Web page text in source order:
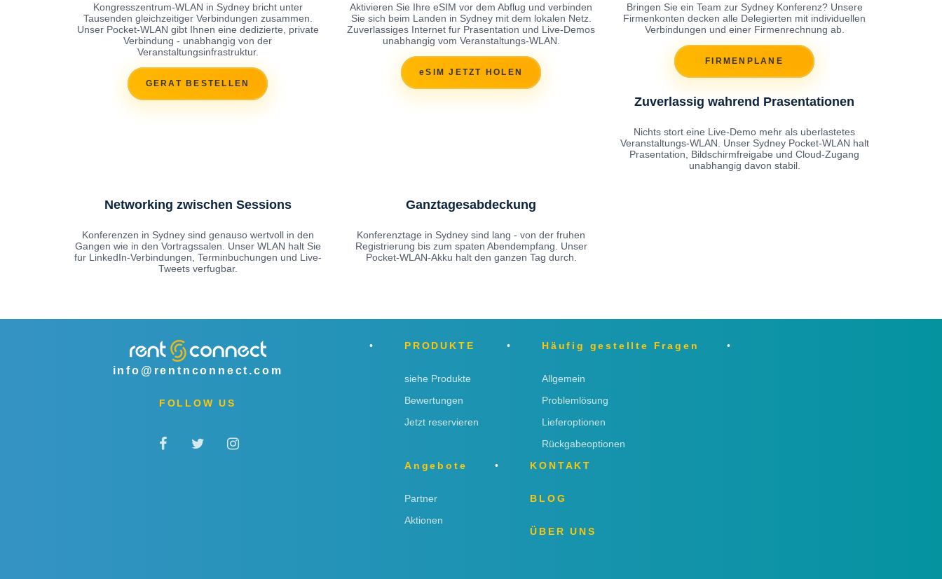
Kongresszentrum-WLAN in Sydney bricht unter
Tausenden gleichzeitiger Verbindungen zusammen.
Unser Pocket-WLAN gibt Ihnen eine dedizierte, private
Verbindung - unabhangig von der
Veranstaltungsinfrastruktur.
GERAT BESTELLEN
Aktivieren Sie Ihre eSIM vor dem Abflug und verbinden
Sie sich beim Landen in Sydney mit dem lokalen Netz.
Zuverlassiges Internet fur Prasentation und Live-Demos
unabhangig vom Veranstaltungs-WLAN.
eSIM JETZT HOLEN
Bringen Sie ein Team zur Sydney Konferenz? Unsere
Firmenkonten decken alle Delegierten mit individuellen
Verbindungen und einer Firmenrechnung ab.
FIRMENPLANE
Zuverlassig wahrend Prasentationen
Nichts stort eine Live-Demo mehr als uberlastetes
Veranstaltungs-WLAN. Unser Sydney Pocket-WLAN halt
Prasentation, Bildschirmfreigabe und Cloud-Zugang
unabhangig davon stabil.
Networking zwischen Sessions
Konferenzen in Sydney sind genauso wertvoll in den
Gangen wie in den Vortragssalen. Unser WLAN halt Sie
fur LinkedIn-Verbindungen, Terminbuchungen und Live-
Tweets verfugbar.
Ganztagesabdeckung
Konferenztage in Sydney sind lang - von der fruhen
Registrierung bis zum spaten Abendempfang. Unser
Pocket-WLAN-Akku halt den ganzen Tag durch.
info@rentnconnect.com
FOLLOW US
PRODUKTE
siehe Produkte
Bewertungen
Jetzt reservieren
Häufig gestellte Fragen
Allgemein
Problemlösung
Lieferoptionen
Rückgabeoptionen
Angebote
Partner
Aktionen
KONTAKT
BLOG
ÜBER UNS